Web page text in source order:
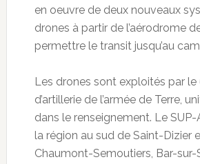
en oeuvre de deux nouveaux
drones à partir de l’aérodrome
permettre le transit jusqu’au
Les drones sont exploités par le
d’artillerie de l’armée de Terre,
dans le renseignement. Le
la région au sud de Saint-Dizier
Chaumont-Semoutiers, Bar-sur-